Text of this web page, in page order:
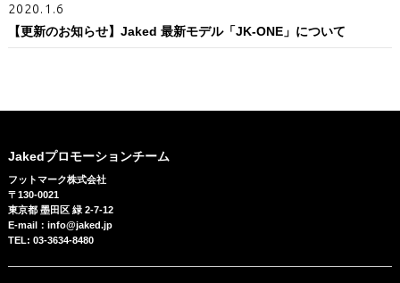
2020.1.6
【更新のお知らせ】Jaked 最新モデル「JK-ONE」について
Jakedプロモーションチーム
フットマーク株式会社
〒130-0021
東京都 墨田区 緑 2-7-12
E-mail：info@jaked.jp
TEL: 03-3634-8480